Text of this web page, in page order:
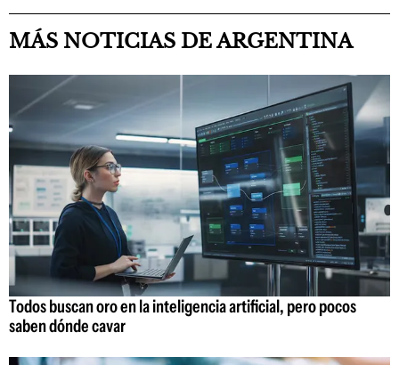
MÁS NOTICIAS DE ARGENTINA
Todos buscan oro en la inteligencia artificial, pero pocos
saben dónde cavar